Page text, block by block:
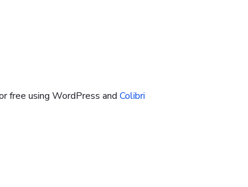
free using WordPress and Colibri